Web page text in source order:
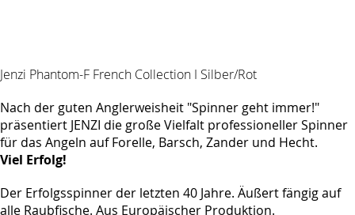
Jenzi Phantom-F French Collection I Silber/Rot
Nach der guten Anglerweisheit "Spinner geht immer!"
präsentiert JENZI die große Vielfalt professioneller Spinner
für das Angeln auf Forelle, Barsch, Zander und Hecht.
Viel Erfolg!
Der Erfolgsspinner der letzten 40 Jahre. Äußert fängig auf
alle Raubfische. Aus Europäischer Produktion.